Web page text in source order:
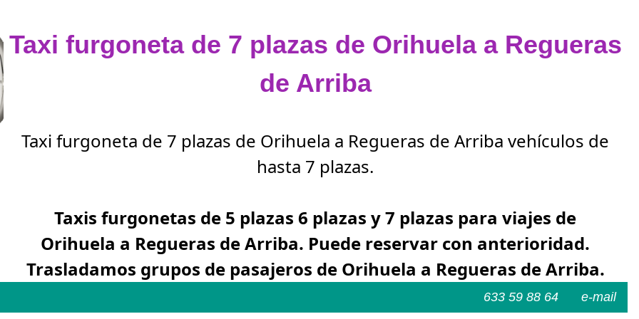
Taxi furgoneta de 7 plazas de Orihuela a Regueras
de Arriba
Taxi furgoneta de 7 plazas de Orihuela a Regueras de Arriba vehículos de
hasta 7 plazas.
Taxis furgonetas de 5 plazas 6 plazas y 7 plazas para viajes de
Orihuela a Regueras de Arriba. Puede reservar con anterioridad.
Trasladamos grupos de pasajeros de Orihuela a Regueras de Arriba.
e-mail
633 59 88 64